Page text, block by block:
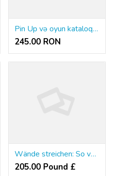
Pin Up və oyun kataloqunun genişlənməsi
245.00 RON
Wände streichen: So verleihe ich meinem Zuhause mit Farbe neuen Schwung
205.00 Pound £